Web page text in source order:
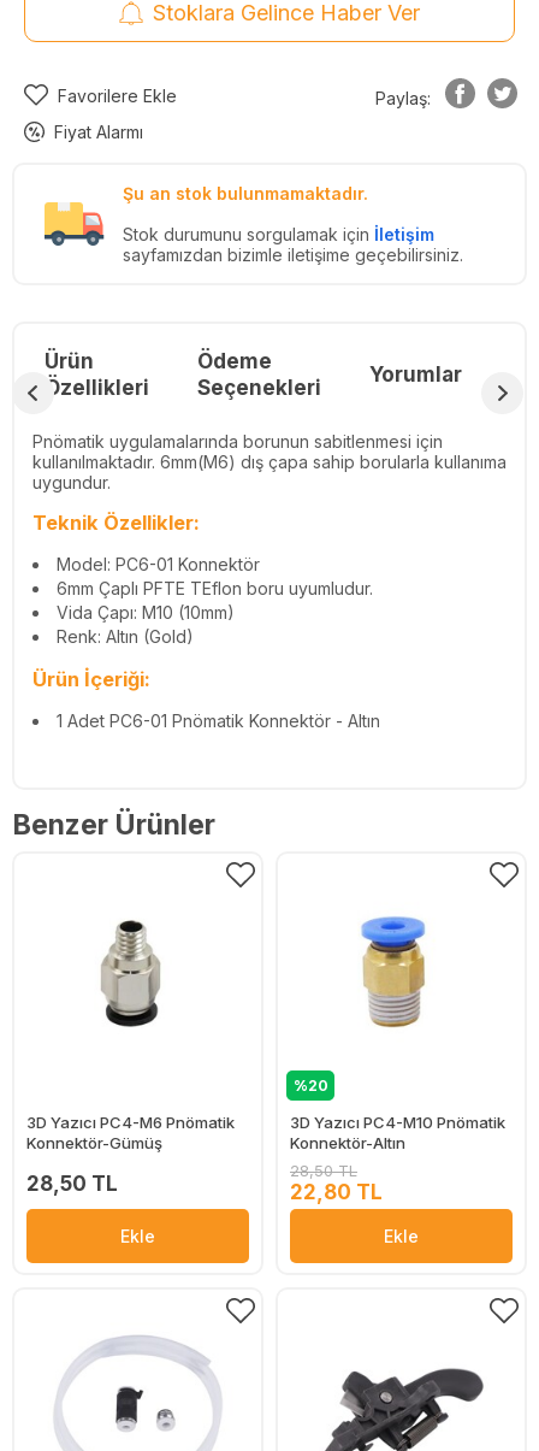
Stoklara Gelince Haber Ver
Favorilere Ekle
Fiyat Alarmı
Paylaş:
Şu an stok bulunmamaktadır.
Stok durumunu sorgulamak için İletişim
sayfamızdan bizimle iletişime geçebilirsiniz.
Ürün
Özellikleri
Ödeme
Seçenekleri
Yorumlar
Pnömatik uygulamalarında borunun sabitlenmesi için
kullanılmaktadır. 6mm(M6) dış çapa sahip borularla kullanıma
uygundur.
Teknik Özellikler:
Model: PC6-01 Konnektör
6mm Çaplı PFTE TEflon boru uyumludur.
Vida Çapı: M10 (10mm)
Renk: Altın (Gold)
Ürün İçeriği:
1 Adet PC6-01 Pnömatik Konnektör - Altın
Benzer Ürünler
3D Yazıcı PC4-M6 Pnömatik
Konnektör-Gümüş
28,50 TL
Ekle
%20
3D Yazıcı PC4-M10 Pnömatik
Konnektör-Altın
28,50 TL
22,80 TL
Ekle